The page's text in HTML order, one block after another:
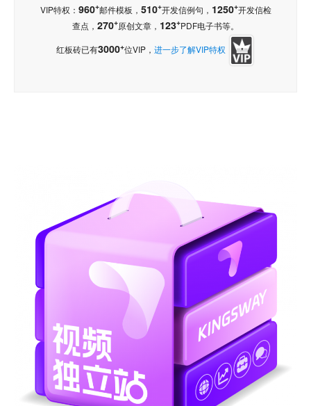
VIP特权： 960+邮件模板， 510+开发信例句， 1250+开发信检
查点， 270+原创文章， 123+PDF电子书等。
红板砖已有3000+位VIP， 进一步了解VIP特权